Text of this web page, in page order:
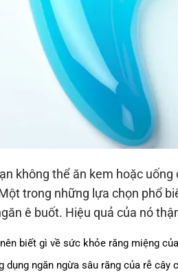
không thể ăn kem hoặc
trong những lựa chọn phổ
ê buốt. Hiệu quả của nó
biết gì về sức khỏe răng miệng
dụng ngăn ngừa sâu răng của rễ cây